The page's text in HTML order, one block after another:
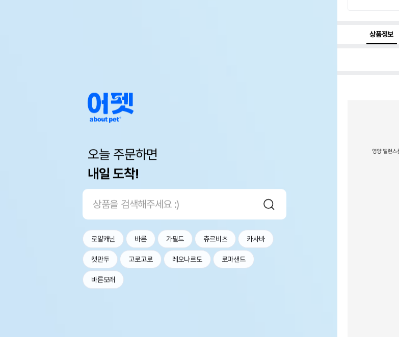
오늘 주문하면
내일 도착!
로얄캐닌 바른 가필드 츄르비츠 카사바
캣만두 고로고로 레오나르도 로마샌드
바른모래
상품정보